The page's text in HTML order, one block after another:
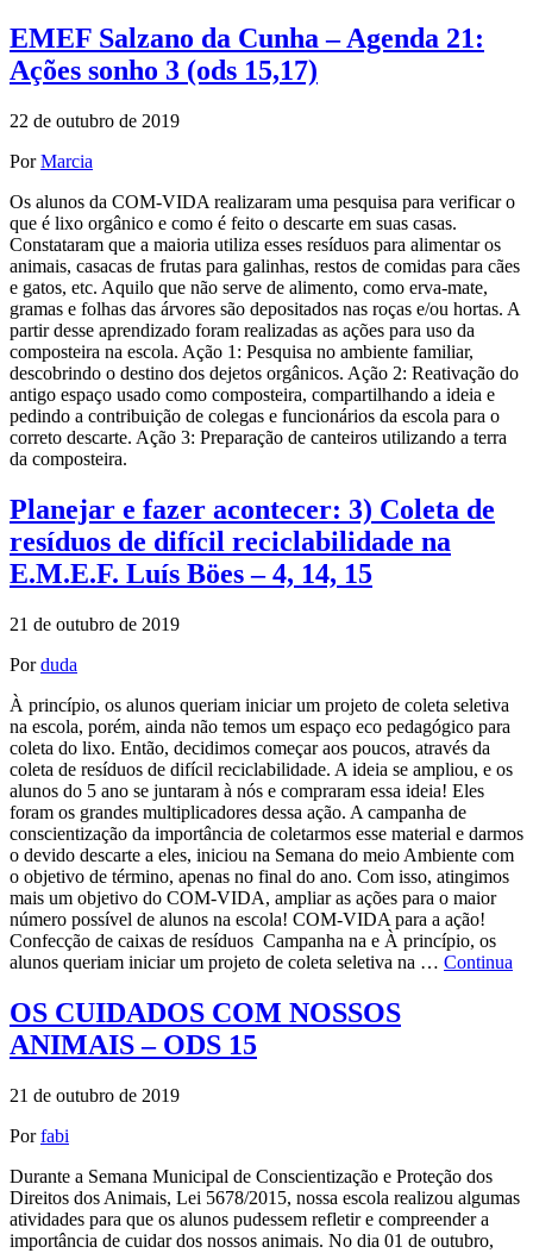
EMEF Salzano da Cunha – Agenda 21:
Ações sonho 3 (ods 15,17)
22 de outubro de 2019
PorMarcia
Os alunos da COM-VIDA realizaram uma pesquisa para verificar o
que é lixo orgânico e como é feito o descarte em suas casas.
Constataram que a maioria utiliza esses resíduos para alimentar os
animais, casacas de frutas para galinhas, restos de comidas para cães
e gatos, etc. Aquilo que não serve de alimento, como erva-mate,
gramas e folhas das árvores são depositados nas roças e/ou hortas. A
partir desse aprendizado foram realizadas as ações para uso da
composteira na escola. Ação 1: Pesquisa no ambiente familiar,
descobrindo o destino dos dejetos orgânicos. Ação 2: Reativação do
antigo espaço usado como composteira, compartilhando a ideia e
pedindo a contribuição de colegas e funcionários da escola para o
correto descarte. Ação 3: Preparação de canteiros utilizando a terra
da composteira.
Planejar e fazer acontecer: 3) Coleta de
resíduos de difícil reciclabilidade na
E.M.E.F. Luís Böes – 4, 14, 15
21 de outubro de 2019
Porduda
À princípio, os alunos queriam iniciar um projeto de coleta seletiva
na escola, porém, ainda não temos um espaço eco pedagógico para
coleta do lixo. Então, decidimos começar aos poucos, através da
coleta de resíduos de difícil reciclabilidade. A ideia se ampliou, e os
alunos do 5 ano se juntaram à nós e compraram essa ideia! Eles
foram os grandes multiplicadores dessa ação. A campanha de
conscientização da importância de coletarmos esse material e darmos
o devido descarte a eles, iniciou na Semana do meio Ambiente com
o objetivo de término, apenas no final do ano. Com isso, atingimos
mais um objetivo do COM-VIDA, ampliar as ações para o maior
número possível de alunos na escola! COM-VIDA para a ação!
Confecção de caixas de resíduos Campanha na e À princípio, os
alunos queriam iniciar um projeto de coleta seletiva na … Continua
OS CUIDADOS COM NOSSOS
ANIMAIS – ODS 15
21 de outubro de 2019
Porfabi
Durante a Semana Municipal de Conscientização e Proteção dos
Direitos dos Animais, Lei 5678/2015, nossa escola realizou algumas
atividades para que os alunos pudessem refletir e compreender a
importância de cuidar dos nossos animais. No dia 01 de outubro,